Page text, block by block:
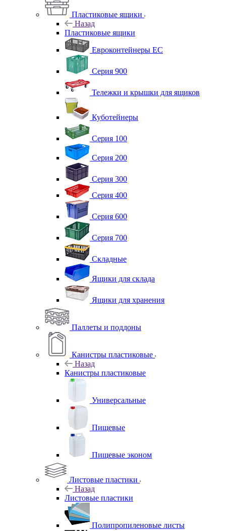
Пластиковые ящики
Назад
Пластиковые ящики
Евроконтейнеры ЕС
Серия 900
Тележки и крышки для ящиков
Куботейнеры
Серия 100
Серия 200
Серия 300
Серия 400
Серия 600
Серия 700
Складные
Ящики для склада
Ящики для хранения
Паллеты и поддоны
Канистры пластиковые
Назад
Канистры пластиковые
Универсальные
Пищевые
Пищевые эконом
Листовые пластики
Назад
Листовые пластики
Полипропиленовые листы